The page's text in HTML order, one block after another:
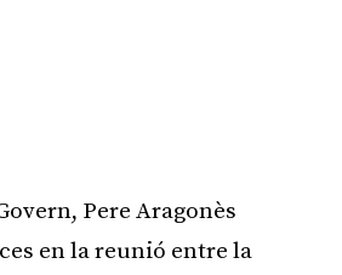
Pere Aragonès
en la reunió entre la